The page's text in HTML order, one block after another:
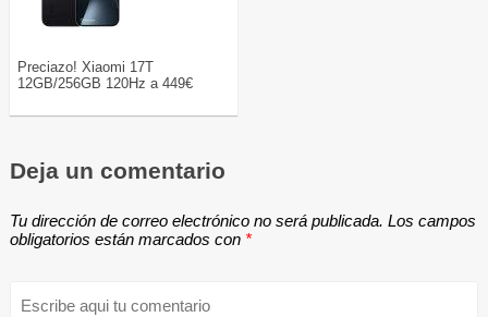
Preciazo! Xiaomi 17T
12GB/256GB 120Hz a 449€
Deja un comentario
Tu dirección de correo electrónico no será publicada. Los campos
obligatorios están marcados con *